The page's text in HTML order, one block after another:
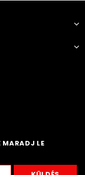
MARADJ LE